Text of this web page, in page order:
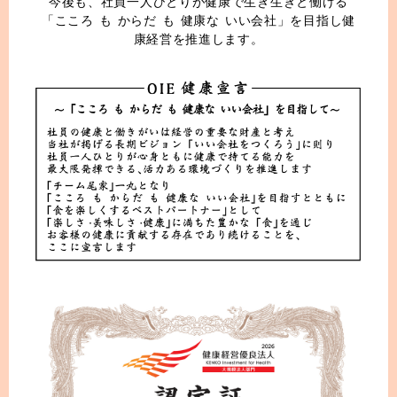
「こころ も からだ も 健康な いい会社」を目指し健
康経営を推進します。